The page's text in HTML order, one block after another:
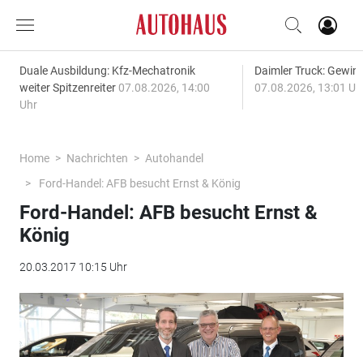
Duale Ausbildung: Kfz-Mechatronik
weiter Spitzenreiter 07.08.2026, 14:00
Uhr
Daimler Truck:
07.08.2026, 13:01
Home Nachrichten
Autohandel
Ford-Handel: AFB besucht Ernst & König
Ford-Handel: AFB besucht Ernst &
König
20.03.2017 10:15 Uhr